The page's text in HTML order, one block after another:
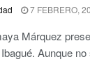
7 FEBRERO,
Márquez
Aunque